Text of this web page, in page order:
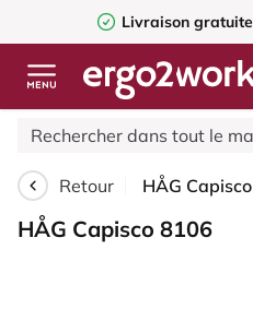
Livraison gratuite
Retour
HÅG Capisco 8106